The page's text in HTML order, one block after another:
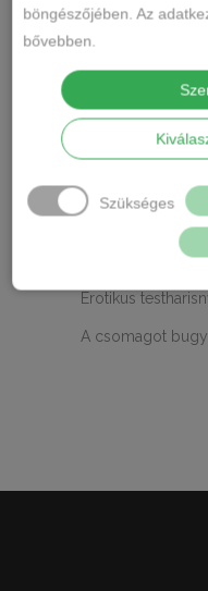
MEGOSZTÁS
Anyaga : 88%
rugalmas puha
Gyártó : Ollike
Mérete: One size
méretig nyúlik/
Erotikus
A csomagot
böngészőjében. Az
bővebben.
Szükséges